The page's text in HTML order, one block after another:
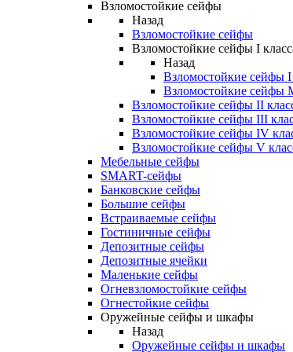
Взломостойкие сейфы
Назад
Взломостойкие сейфы
Взломостойкие сейфы I
Назад
Взломостойкие сейфы I
Взломостойкие сейфы
Взломостойкие сейфы II
Взломостойкие сейфы III
Взломостойкие сейфы IV
Взломостойкие сейфы V
Мебельные сейфы
SMART-сейфы
Банковские сейфы
Большие сейфы
Встраиваемые сейфы
Гостиничные сейфы
Депозитные сейфы
Депозитные ячейки
Маленькие сейфы
Огневзломостойкие сейфы
Огнестойкие сейфы
Оружейные сейфы и шкафы
Назад
Оружейные сейфы и шкафы